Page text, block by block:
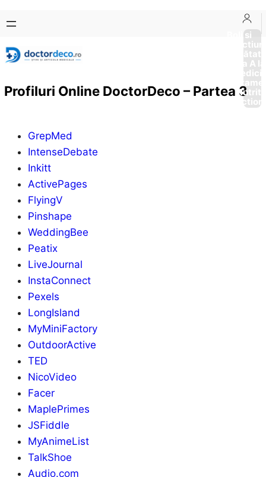
conținut
content
Boli si
Afectiuni
Sănătate
de la A
Profiluri Online DoctorDeco – Partea 3
GrepMed
IntenseDebate
Inkitt
ActivePages
FlyingV
Pinshape
WeddingBee
Peatix
LiveJournal
InstaConnect
Pexels
LongIsland
MyMiniFactory
OutdoorActive
TED
NicoVideo
Facer
MaplePrimes
JSFiddle
MyAnimeList
TalkShoe
Audio.com